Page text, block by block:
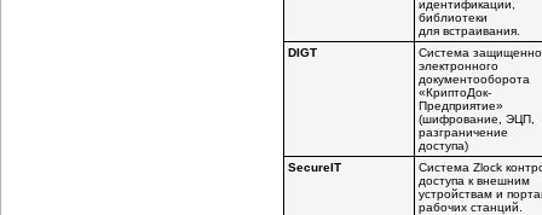
идентификации,
библиотеки
для встраивания.
DIGT
Система
электронного
документооборота
«КриптоДок-
Предприятие»
(шифрование, ЭЦП,
разграничение
доступа)
SecureIT
Система Zlock
доступа к внешним
устройствам и
рабочих станций.